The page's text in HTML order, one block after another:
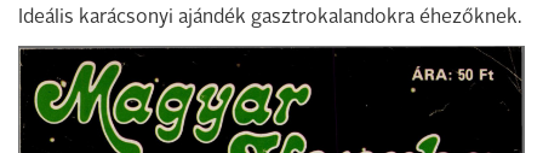
Ideális karácsonyi ajándék gasztrokalandokra éhezőknek.